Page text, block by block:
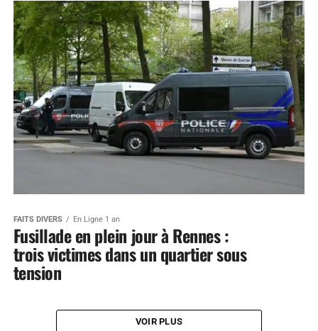
FAITS DIVERS En Ligne 1 an
Fusillade en plein jour à Rennes :
trois victimes dans un quartier sous
tension
VOIR PLUS